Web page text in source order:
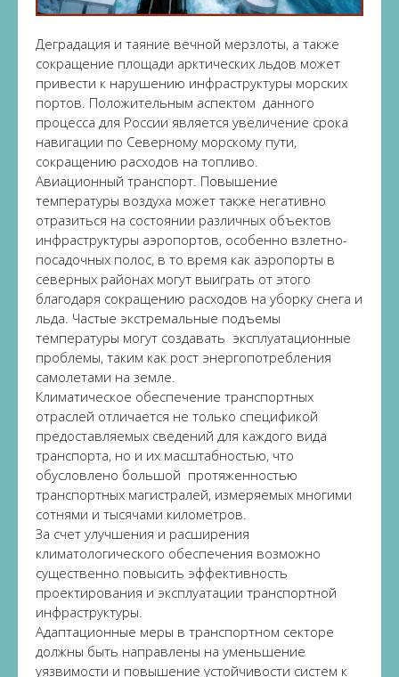
Деградация и таяние вечной мерзлоты, а также
сокращение площади арктических льдов может
привести к нарушению инфраструктуры морских
портов. Положительным аспектом данного
процесса для России является увеличение срока
навигации по Северному морскому пути,
сокращению расходов на топливо.
Авиационный транспорт. Повышение
температуры воздуха может также негативно
отразиться на состоянии различных объектов
инфраструктуры аэропортов, особенно взлетно-
посадочных полос, в то время как аэропорты в
северных районах могут выиграть от этого
благодаря сокращению расходов на уборку снега и
льда. Частые экстремальные подъемы
температуры могут создавать эксплуатационные
проблемы, таким как рост энергопотребления
самолетами на земле.
Климатическое обеспечение транспортных
отраслей отличается не только спецификой
предоставляемых сведений для каждого вида
транспорта, но и их масштабностью, что
обусловлено большой протяженностью
транспортных магистралей, измеряемых многими
сотнями и тысячами километров.
За счет улучшения и расширения
климатологического обеспечения возможно
существенно повысить эффективность
проектирования и эксплуатации транспортной
инфраструктуры.
Адаптационные меры в транспортном секторе
должны быть направлены на уменьшение
уязвимости и повышение устойчивости систем к